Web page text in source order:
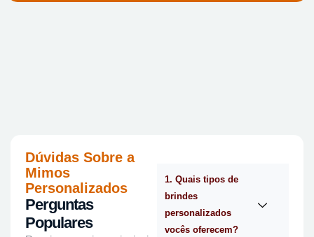
Dúvidas Sobre a
Mimos
Personalizados
Perguntas
Populares
1. Quais tipos de
brindes
personalizados
vocês oferecem?